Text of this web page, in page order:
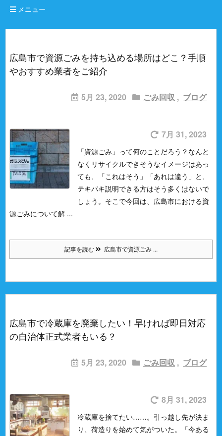
メニュー
広島市で資源ごみを持ち込める場所はどこ？手順
やおすすめ業者をご紹介
5月 23, 2020 ごみ回収 , ブログ
7月 31, 2023
「資源ごみ」って何のことだろう？ なんと
なくリサイクルできそうなイメージはあっ
ても、「これはそう」「あれは違う」と、
テキパキ説明できる方はそう多くはないで
しょう。 そこで今回は、広島市における資
源ごみについて解 ...
記事を読む 広島市で資源ごみ ...
広島市で冷蔵庫を廃棄したい！早ければ即日対応
の自治体正式業者もいる？
5月 23, 2020 ごみ回収 , ブログ
8月 31, 2023
冷蔵庫を捨てたい……。 引っ越し先が決ま
り、荷造りを始めて気がついた。
「今ある